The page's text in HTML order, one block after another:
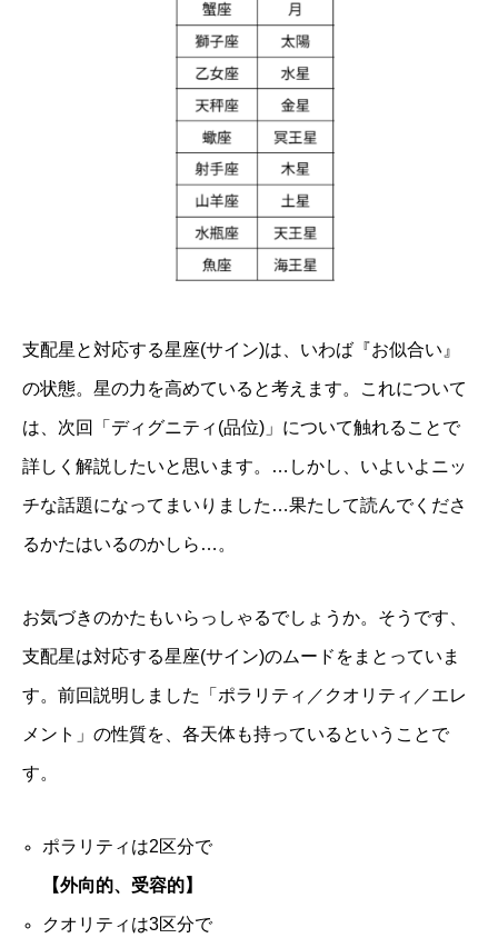
支配星と対応する星座(サイン)は、いわば『お似合い』
の状態。星の力を高めていると考えます。これについて
は、次回「ディグニティ(品位)」について触れることで
詳しく解説したいと思います。…しかし、いよいよニッ
チな話題になってまいりました…果たして読んでくださ
るかたはいるのかしら…。
お気づきのかたもいらっしゃるでしょうか。そうです、
支配星は対応する星座(サイン)のムードをまとっていま
す。 前回説明しました「ポラリティ／クオリティ／エレ
メント」の性質を、各天体も持っているということで
す。
ポラリティは2区分で
【外向的、受容的】
クオリティは3区分で